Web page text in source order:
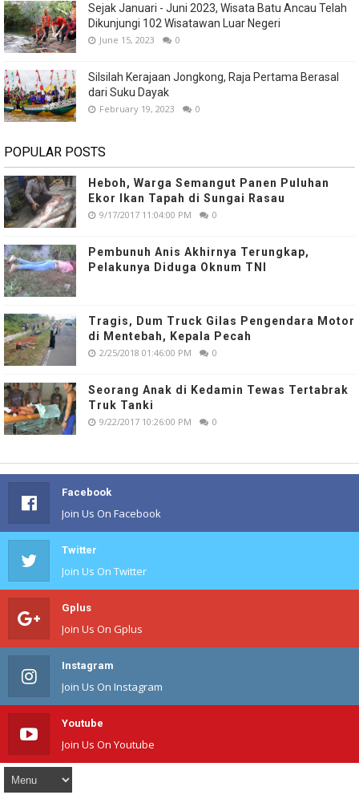
Sejak Januari - Juni 2023, Wisata Batu Ancau Telah
Dikunjungi 102 Wisatawan Luar Negeri
June 15, 2023 0
Silsilah Kerajaan Jongkong, Raja Pertama Berasal
dari Suku Dayak
February 19, 2023 0
POPULAR POSTS
Heboh, Warga Semangut Panen Puluhan
Ekor Ikan Tapah di Sungai Rasau
9/17/2017 11:04:00 PM 0
Pembunuh Anis Akhirnya Terungkap,
Pelakunya Diduga Oknum TNI
Tragis, Dum Truck Gilas Pengendara Motor
di Mentebah, Kepala Pecah
2/25/2018 01:46:00 PM 0
Seorang Anak di Kedamin Tewas Tertabrak
Truk Tanki
9/22/2017 10:26:00 PM 0
Facebook
Join Us On Facebook
Twitter
Join Us On Twitter
Gplus
Join Us On Gplus
Instagram
Join Us On Instagram
Youtube
Join Us On Youtube